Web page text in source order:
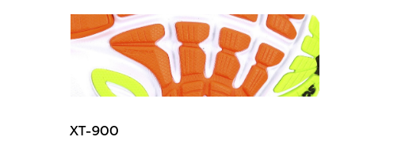
XT-900